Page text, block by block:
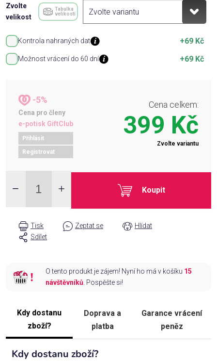
Zvolte
velikost
Tabulka
velikostí
Kontrola nahraných dat +69 Kč
Možnost vrácení do 60 dní +69 Kč
-5%
Cena pro členy
e-potisk GiftClub
Přihlásit
Registrovat
Cena celkem:
399 Kč
Zvolte variantu
Koupit
Tisk Zeptat se
Hlídat
Sdílet
O tento produkt je zájem! Nyní ho má v košíku 15
návštěvníků. Pospěšte si!
Kdy dostanu
zboží?
Doprava a
platba
Garance vrácení
peněz
Kdy dostanu zboží?